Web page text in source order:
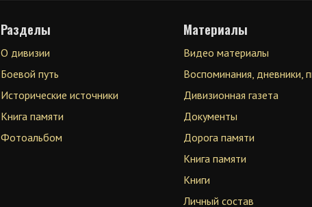
Разделы
О дивизии
Боевой путь
Исторические источники
Книга памяти
Фотоальбом
Материалы
Видео материалы
Воспоминания, дневники,
Дивизионная газета
Документы
Дорога памяти
Книга памяти
Книги
Личный состав